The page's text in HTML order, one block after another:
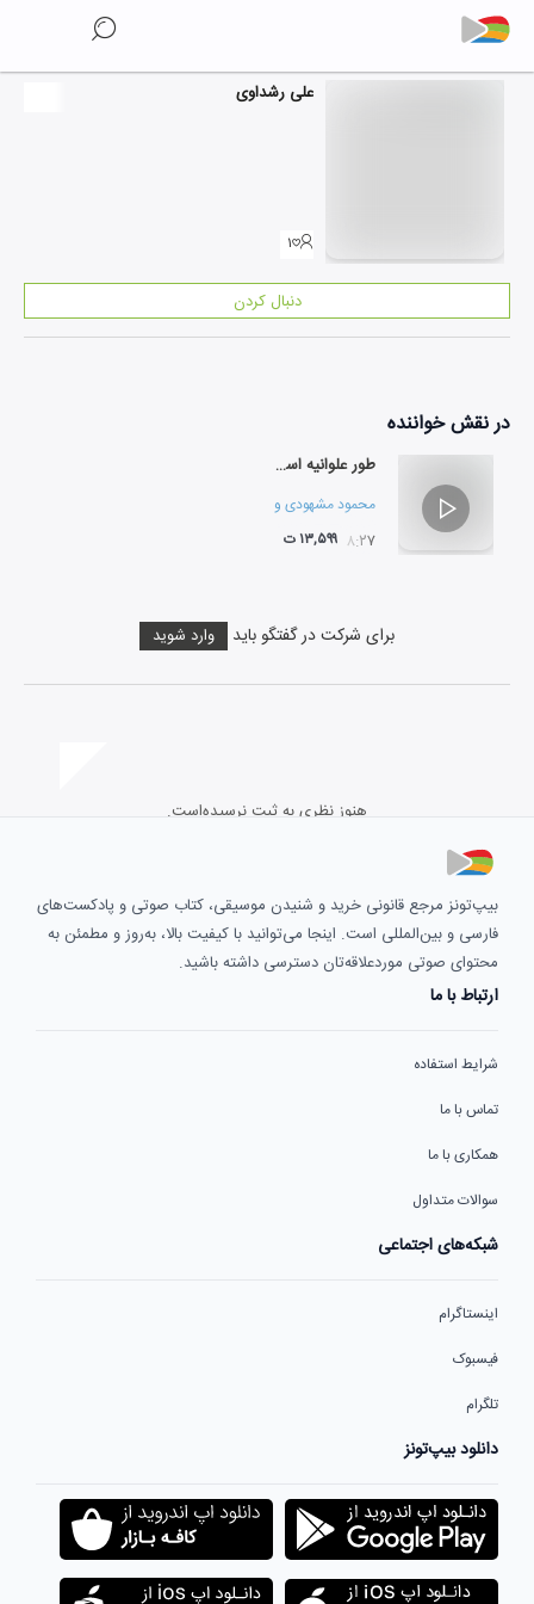
علی رشداوی
۱
دنبال کردن
در نقشخواننده
طور علوانیه استاد علی رشداوی
محمود مشهودی و
۰۸:۲۷ ۱۳,۵۹۹ ت
برای شرکت در گفتگو باید وارد شوید
هنوز نظری به ثبت نرسیده‌است.
بیپ‌تونز مرجع قانونی خرید و شنیدن موسیقی، کتاب صوتی و پادکست‌های
فارسی و بین‌المللی است. اینجا می‌توانید با کیفیت بالا، به‌روز و مطمئن به
محتوای صوتی موردعلاقه‌تان دسترسی داشته باشید.
ارتباط با ما
شرایط استفاده
تماس با ما
همکاری با ما
سوالات متداول
شبکه‌های اجتماعی
اینستاگرام
فیسبوک
تلگرام
دانلود بیپ‌تونز